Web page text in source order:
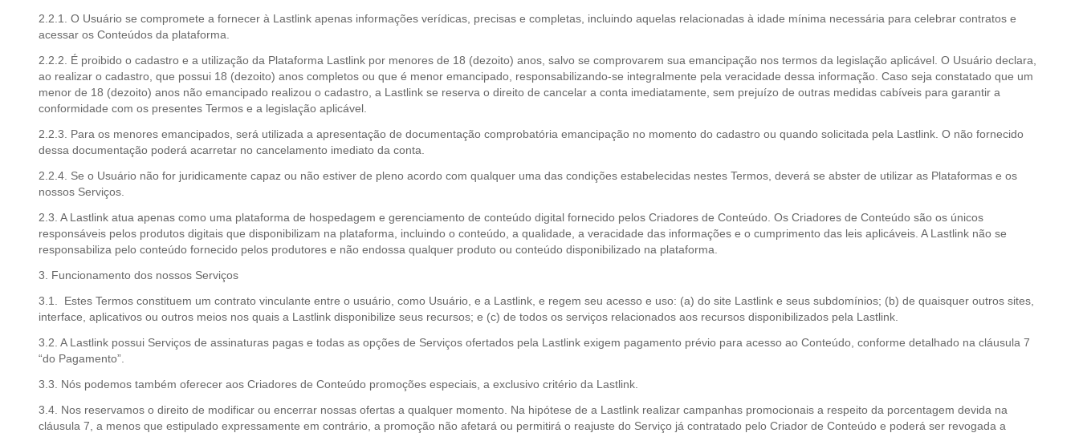
2.2.1. O Usuário se compromete a fornecer à Lastlink apenas informações verídicas, precisas e completas, incluindo aquelas relacionadas à idade mínima necessária para celebrar contratos e
acessar os Conteúdos da plataforma.
2.2.2. É proibido o cadastro e a utilização da Plataforma Lastlink por menores de 18 (dezoito) anos, salvo se comprovarem sua emancipação nos termos da legislação aplicável. O Usuário declara,
ao realizar o cadastro, que possui 18 (dezoito) anos completos ou que é menor emancipado, responsabilizando-se integralmente pela veracidade dessa informação. Caso seja constatado que um
menor de 18 (dezoito) anos não emancipado realizou o cadastro, a Lastlink se reserva o direito de cancelar a conta imediatamente, sem prejuízo de outras medidas cabíveis para garantir a
conformidade com os presentes Termos e a legislação aplicável.
2.2.3. Para os menores emancipados, será utilizada a apresentação de documentação comprobatória emancipação no momento do cadastro ou quando solicitada pela Lastlink. O não fornecido
dessa documentação poderá acarretar no cancelamento imediato da conta.
2.2.4. Se o Usuário não for juridicamente capaz ou não estiver de pleno acordo com qualquer uma das condições estabelecidas nestes Termos, deverá se abster de utilizar as Plataformas e os
nossos Serviços.
2.3. A Lastlink atua apenas como uma plataforma de hospedagem e gerenciamento de conteúdo digital fornecido pelos Criadores de Conteúdo. Os Criadores de Conteúdo são os únicos
responsáveis pelos produtos digitais que disponibilizam na plataforma, incluindo o conteúdo, a qualidade, a veracidade das informações e o cumprimento das leis aplicáveis. A Lastlink não se
responsabiliza pelo conteúdo fornecido pelos produtores e não endossa qualquer produto ou conteúdo disponibilizado na plataforma.
3. Funcionamento dos nossos Serviços
3.1. Estes Termos constituem um contrato vinculante entre o usuário, como Usuário, e a Lastlink, e regem seu acesso e uso: (a) do site Lastlink e seus subdomínios; (b) de quaisquer outros sites,
interface, aplicativos ou outros meios nos quais a Lastlink disponibilize seus recursos; e (c) de todos os serviços relacionados aos recursos disponibilizados pela Lastlink.
3.2. A Lastlink possui Serviços de assinaturas pagas e todas as opções de Serviços ofertados pela Lastlink exigem pagamento prévio para acesso ao Conteúdo, conforme detalhado na cláusula 7
“do Pagamento”.
3.3. Nós podemos também oferecer aos Criadores de Conteúdo promoções especiais, a exclusivo critério da Lastlink.
3.4. Nos reservamos o direito de modificar ou encerrar nossas ofertas a qualquer momento. Na hipótese de a Lastlink realizar campanhas promocionais a respeito da porcentagem devida na
cláusula 7, a menos que estipulado expressamente em contrário, a promoção não afetará ou permitirá o reajuste do Serviço já contratado pelo Criador de Conteúdo e poderá ser revogada a